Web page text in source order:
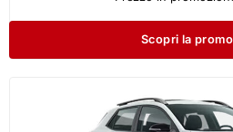
Scopri la